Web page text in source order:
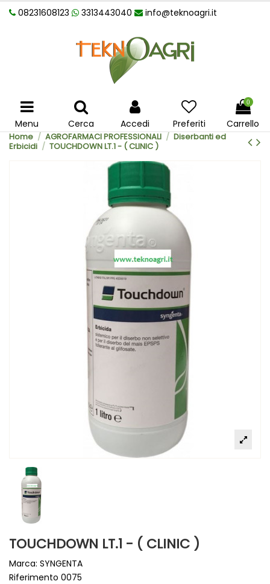
08231608123 3313443040 info@teknoagri.it
Menu Cerca Accedi Preferiti
0
Carrello
Home AGROFARMACI PROFESSIONALI
Diserbanti ed
Erbicidi
TOUCHDOWN LT.1 - ( CLINIC )
TOUCHDOWN LT.1 - ( CLINIC )
Marca: SYNGENTA
Riferimento 0075